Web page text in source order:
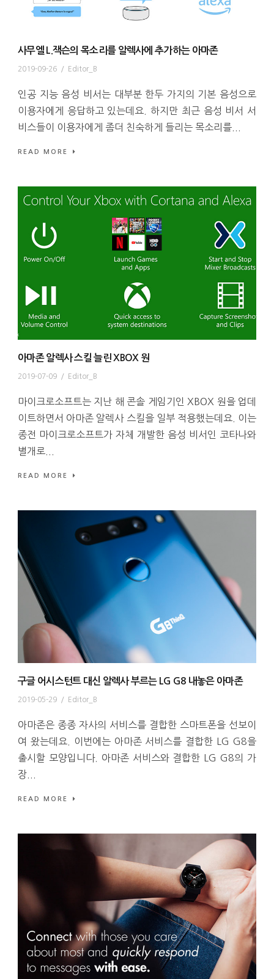
사무엘 L.잭슨의 목소리를 알렉사에 추가하는 아마존
2019-09-26 / Editor_B
인공 지능 음성 비서는 대부분 한두 가지의 기본 음성으로
이용자에게 응답하고 있는데요. 하지만 최근 음성 비서 서
비스들이 이용자에게 좀더 친숙하게 들리는 목소리를...
READ MORE
아마존 알렉사 스킬 늘린 XBOX 원
2019-07-09 / Editor_B
마이크로소프트는 지난 해 콘솔 게임기인 XBOX 원을 업데
이트하면서 아마존 알렉사 스킬을 일부 적용했는데요. 이는
종전 마이크로소프트가 자체 개발한 음성 비서인 코타나와
별개로...
READ MORE
구글 어시스턴트 대신 알렉사 부르는 LG G8 내놓은 아마존
2019-05-29 / Editor_B
아마존은 종종 자사의 서비스를 결합한 스마트폰을 선보이
여 왔는데요. 이번에는 아마존 서비스를 결합한 LG G8을
출시할 모양입니다. 아마존 서비스와 결합한 LG G8의 가
장...
READ MORE